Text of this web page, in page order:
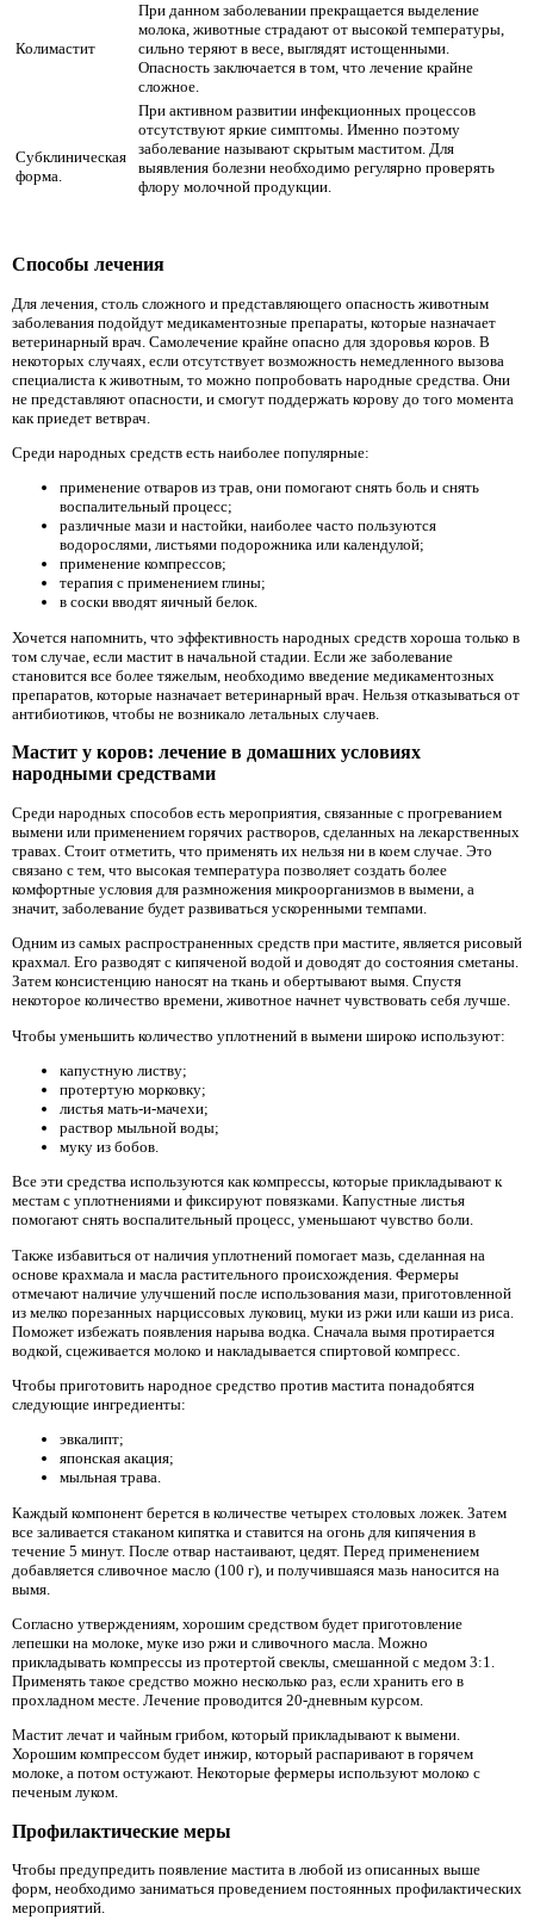
Колимастит
При данном заболевании прекращается выделение
молока, животные страдают от высокой температуры,
сильно теряют в весе, выглядят истощенными.
Опасность заключается в том, что лечение крайне
сложное.
Субклиническая
форма.
При активном развитии инфекционных процессов
отсутствуют яркие симптомы. Именно поэтому
заболевание называют скрытым маститом. Для
выявления болезни необходимо регулярно проверять
флору молочной продукции.
Способы лечения
Для лечения, столь сложного и представляющего опасность животным
заболевания подойдут медикаментозные препараты, которые назначает
ветеринарный врач. Самолечение крайне опасно для здоровья коров. В
некоторых случаях, если отсутствует возможность немедленного вызова
специалиста к животным, то можно попробовать народные средства. Они
не представляют опасности, и смогут поддержать корову до того момента
как приедет ветврач.
Среди народных средств есть наиболее популярные:
применение отваров из трав, они помогают снять боль и снять
воспалительный процесс;
различные мази и настойки, наиболее часто пользуются
водорослями, листьями подорожника или календулой;
применение компрессов;
терапия с применением глины;
в соски вводят яичный белок.
Хочется напомнить, что эффективность народных средств хороша только в
том случае, если мастит в начальной стадии. Если же заболевание
становится все более тяжелым, необходимо введение медикаментозных
препаратов, которые назначает ветеринарный врач. Нельзя отказываться от
антибиотиков, чтобы не возникало летальных случаев.
Мастит у коров: лечение в домашних условиях
народными средствами
Среди народных способов есть мероприятия, связанные с прогреванием
вымени или применением горячих растворов, сделанных на лекарственных
травах. Стоит отметить, что применять их нельзя ни в коем случае. Это
связано с тем, что высокая температура позволяет создать более
комфортные условия для размножения микроорганизмов в вымени, а
значит, заболевание будет развиваться ускоренными темпами.
Одним из самых распространенных средств при мастите, является рисовый
крахмал. Его разводят с кипяченой водой и доводят до состояния сметаны.
Затем консистенцию наносят на ткань и обертывают вымя. Спустя
некоторое количество времени, животное начнет чувствовать себя лучше.
Чтобы уменьшить количество уплотнений в вымени широко используют:
капустную листву;
протертую морковку;
листья мать-и-мачехи;
раствор мыльной воды;
муку из бобов.
Все эти средства используются как компрессы, которые прикладывают к
местам с уплотнениями и фиксируют повязками. Капустные листья
помогают снять воспалительный процесс, уменьшают чувство боли.
Также избавиться от наличия уплотнений помогает мазь, сделанная на
основе крахмала и масла растительного происхождения. Фермеры
отмечают наличие улучшений после использования мази, приготовленной
из мелко порезанных нарциссовых луковиц, муки из ржи или каши из риса.
Поможет избежать появления нарыва водка. Сначала вымя протирается
водкой, сцеживается молоко и накладывается спиртовой компресс.
Чтобы приготовить народное средство против мастита понадобятся
следующие ингредиенты:
эвкалипт;
японская акация;
мыльная трава.
Каждый компонент берется в количестве четырех столовых ложек. Затем
все заливается стаканом кипятка и ставится на огонь для кипячения в
течение 5 минут. После отвар настаивают, цедят. Перед применением
добавляется сливочное масло (100 г), и получившаяся мазь наносится на
вымя.
Согласно утверждениям, хорошим средством будет приготовление
лепешки на молоке, муке изо ржи и сливочного масла. Можно
прикладывать компрессы из протертой свеклы, смешанной с медом 3:1.
Применять такое средство можно несколько раз, если хранить его в
прохладном месте. Лечение проводится 20-дневным курсом.
Мастит лечат и чайным грибом, который прикладывают к вымени.
Хорошим компрессом будет инжир, который распаривают в горячем
молоке, а потом остужают. Некоторые фермеры используют молоко с
печеным луком.
Профилактические меры
Чтобы предупредить появление мастита в любой из описанных выше
форм, необходимо заниматься проведением постоянных профилактических
мероприятий.